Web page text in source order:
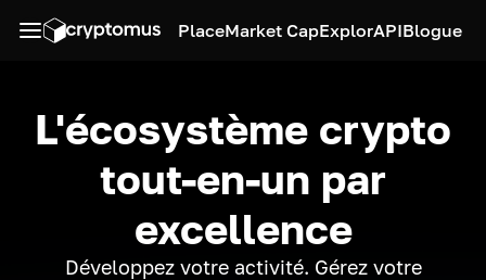
PlaceMarket CapExplorAPIBlogue
L'écosystème crypto
tout-en-un par
excellence
Développez votre activité. Gérez votre